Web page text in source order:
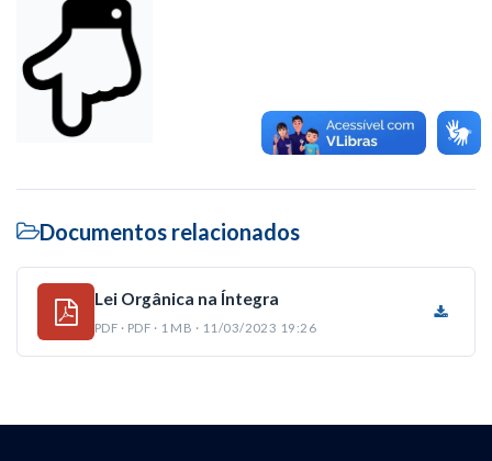
Documentos relacionados
Lei Orgânica na Íntegra
PDF · PDF · 1 MB · 11/03/2023 19:26